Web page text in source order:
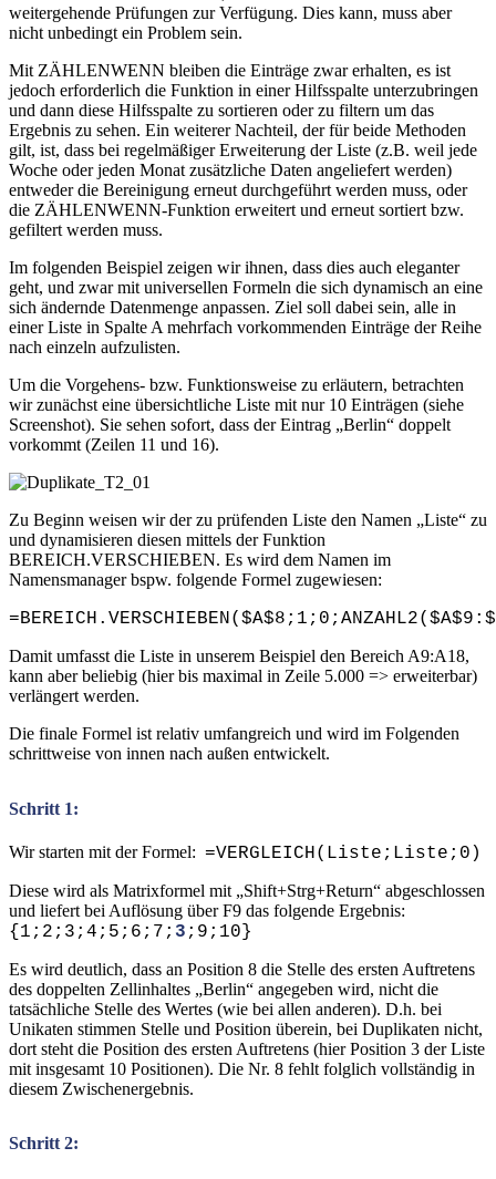
weitergehende Prüfungen zur Verfügung. Dies kann, muss aber
nicht unbedingt ein Problem sein.
Mit ZÄHLENWENN bleiben die Einträge zwar erhalten, es ist
jedoch erforderlich die Funktion in einer Hilfsspalte unterzubringen
und dann diese Hilfsspalte zu sortieren oder zu filtern um das
Ergebnis zu sehen. Ein weiterer Nachteil, der für beide Methoden
gilt, ist, dass bei regelmäßiger Erweiterung der Liste (z.B. weil jede
Woche oder jeden Monat zusätzliche Daten angeliefert werden)
entweder die Bereinigung erneut durchgeführt werden muss, oder
die ZÄHLENWENN-Funktion erweitert und erneut sortiert bzw.
gefiltert werden muss.
Im folgenden Beispiel zeigen wir ihnen, dass dies auch eleganter
geht, und zwar mit universellen Formeln die sich dynamisch an eine
sich ändernde Datenmenge anpassen. Ziel soll dabei sein, alle in
einer Liste in Spalte A mehrfach vorkommenden Einträge der Reihe
nach einzeln aufzulisten.
Um die Vorgehens- bzw. Funktionsweise zu erläutern, betrachten
wir zunächst eine übersichtliche Liste mit nur 10 Einträgen (siehe
Screenshot). Sie sehen sofort, dass der Eintrag „Berlin“ doppelt
vorkommt (Zeilen 11 und 16).
Zu Beginn weisen wir der zu prüfenden Liste den Namen „Liste“ zu
und dynamisieren diesen mittels der Funktion
BEREICH.VERSCHIEBEN. Es wird dem Namen im
Namensmanager bspw. folgende Formel zugewiesen:
Damit umfasst die Liste in unserem Beispiel den Bereich A9:A18,
kann aber beliebig (hier bis maximal in Zeile 5.000 => erweiterbar)
verlängert werden.
Die finale Formel ist relativ umfangreich und wird im Folgenden
schrittweise von innen nach außen entwickelt.
Schritt 1:
Wir starten mit der Formel: =VERGLEICH(Liste;Liste;0)
Diese wird als Matrixformel mit „Shift+Strg+Return“ abgeschlossen
und liefert bei Auflösung über F9 das folgende Ergebnis:
{1;2;3;4;5;6;7; 3 ;9;10}
Es wird deutlich, dass an Position 8 die Stelle des ersten Auftretens
des doppelten Zellinhaltes „Berlin“ angegeben wird, nicht die
tatsächliche Stelle des Wertes (wie bei allen anderen). D.h. bei
Unikaten stimmen Stelle und Position überein, bei Duplikaten nicht,
dort steht die Position des ersten Auftretens (hier Position 3 der Liste
mit insgesamt 10 Positionen). Die Nr. 8 fehlt folglich vollständig in
diesem Zwischenergebnis.
Schritt 2: